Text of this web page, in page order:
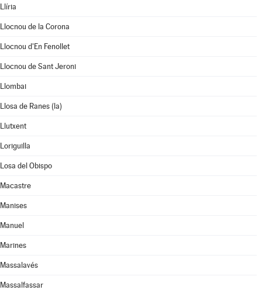
Llíria
Llocnou de la Corona
Llocnou d'En Fenollet
Llocnou de Sant Jeroni
Llombai
Llosa de Ranes (la)
Llutxent
Loriguilla
Losa del Obispo
Macastre
Manises
Manuel
Marines
Massalavés
Massalfassar